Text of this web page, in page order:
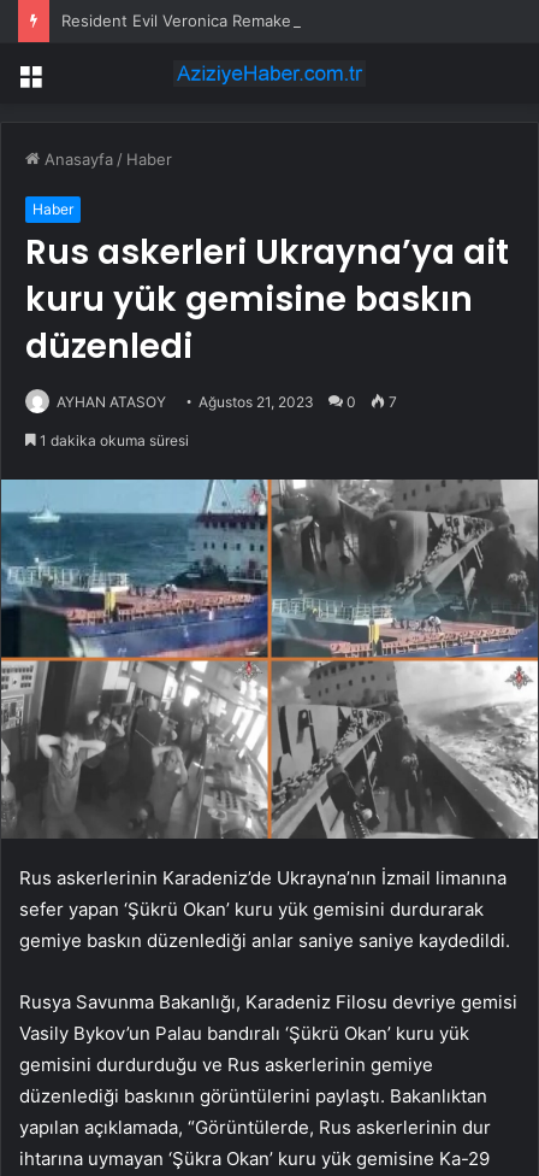
Menü
Anasayfa / Haber
Haber
Rus askerleri Ukrayna’ya ait
kuru yük gemisine baskın
düzenledi
AYHAN ATASOY Ağustos 21, 2023 0 7
1 dakika okuma süresi
Rus askerlerinin Karadeniz’de Ukrayna’nın İzmail limanına
sefer yapan ‘Şükrü Okan’ kuru yük gemisini durdurarak
gemiye baskın düzenlediği anlar saniye saniye kaydedildi.
Rusya Savunma Bakanlığı, Karadeniz Filosu devriye gemisi
Vasily Bykov’un Palau bandıralı ‘Şükrü Okan’ kuru yük
gemisini durdurduğu ve Rus askerlerinin gemiye
düzenlediği baskının görüntülerini paylaştı. Bakanlıktan
yapılan açıklamada, “Görüntülerde, Rus askerlerinin dur
ihtarına uymayan ‘Şükra Okan’ kuru yük gemisine Ka-29